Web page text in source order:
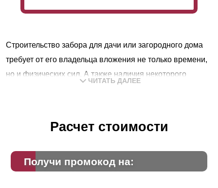
Строительство забора для дачи или загородного дома
требует от его владельца вложения не только времени,
но и физических сил. А также наличия некоторого
которые умеют все делать своими руками,
Но не у всех людей есть такой опыт и такие знания. И
ЧИТАТЬ ДАЛЕЕ
Расчет стоимости
Получи промокод на: